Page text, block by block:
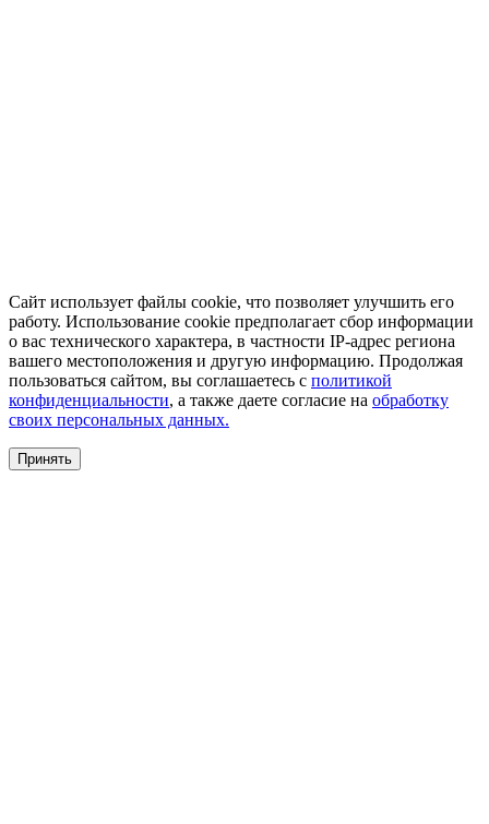
Сайт использует файлы cookie, что позволяет улучшить его
работу. Использование cookie предполагает сбор информации
о вас технического характера, в частности IP-адрес региона
вашего местоположения и другую информацию. Продолжая
пользоваться сайтом, вы соглашаетесь с политикой
конфиденциальности, а также даете согласие на обработку
своих персональных данных.
Принять